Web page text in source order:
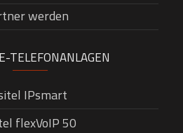
werden
TELEFONANLAGEN
IPsmart
flexVoIP 50